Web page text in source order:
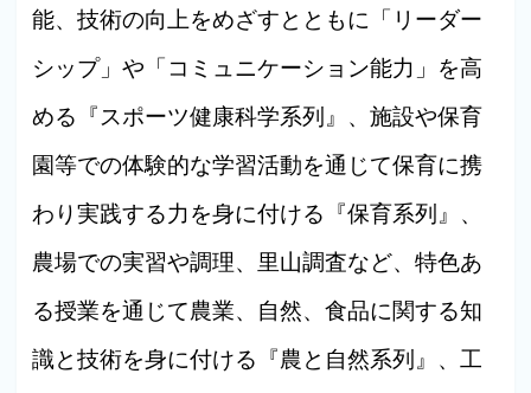
能、技術の向上をめざすとともに「リーダー
シップ」や「コミュニケーション能力」を高
める『スポーツ健康科学系列』、施設や保育
園等での体験的な学習活動を通じて保育に携
わり実践する力を身に付ける『保育系列』、
農場での実習や調理、里山調査など、特色あ
る授業を通じて農業、自然、食品に関する知
識と技術を身に付ける『農と自然系列』、工